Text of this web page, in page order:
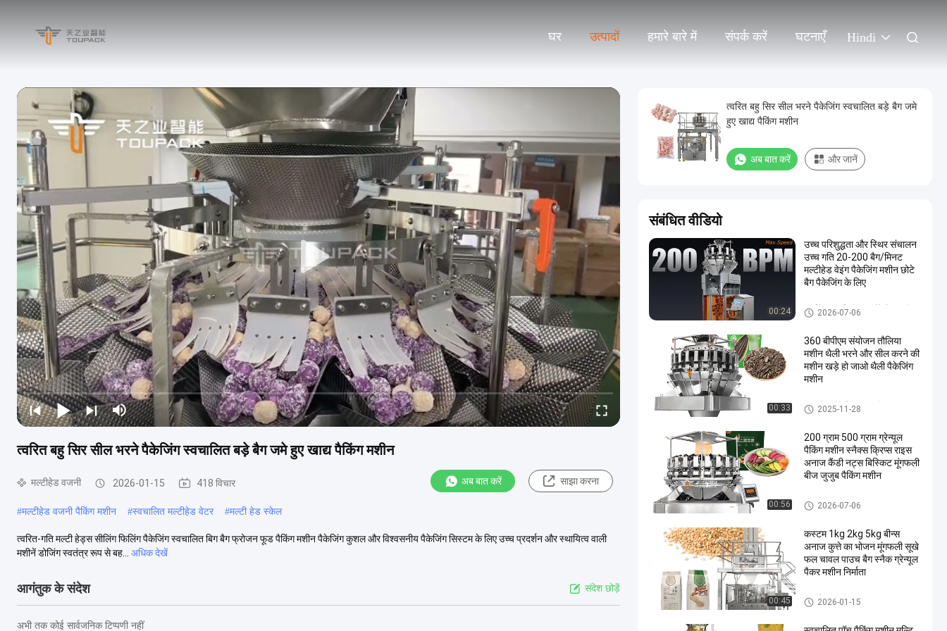
घर उत्पादों हमारे बारे में संपर्क करें घटनाएँ Hindi
त्वरित बहु सिर सील भरने पैकेजिंग स्वचालित बड़े बैग जमे हुए खाद्य पैकिंग मशीन
मल्टीहेड वजनी 2026-01-15 418 विचार अब बात करें साझा करना
#मल्टीहेड वजनी पैकिंग मशीन #स्वचालित मल्टीहेड वेटर #मल्टी हेड स्केल
त्वरित-गति मल्टी हेड्स सीलिंग फिलिंग पैकेजिंग स्वचालित बिग बैग फ्रोजन फूड पैकिंग मशीन पैकेजिंग कुशल और विश्वसनीय पैकेजिंग सिस्टम के लिए उच्च प्रदर्शन और स्थायित्व वाली
मशीनें डोजिंग स्वतंत्र रूप से बह...
अधिक देखें
आगंतुक के संदेश संदेश छोड़ें
अभी तक कोई सार्वजनिक टिप्पणी नहीं
त्वरित बहु सिर सील भरने पैकेजिंग स्वचालित बड़े बैग जमे
हुए खाद्य पैकिंग मशीन
अब बात करें और जानें
संबंधित वीडियो
00:24
उच्च परिशुद्धता और स्थिर संचालन
उच्च गति 20-200 बैग/मिनट
मल्टीहेड वेइंग पैकेजिंग मशीन छोटे
बैग पैकेजिंग के लिए
कार्यक्षेत्र फार्म भरें सील पैकेजिंग मशीन
2026-07-06
00:33
360 बीपीएम संयोजन तौलिया
मशीन थैली भरने और सील करने की
मशीन खड़े हो जाओ थैली पैकेजिंग
मशीन
स्वचालित पैकेजिंग प्रणाली
2025-11-28
00:56
200 ग्राम 500 ग्राम ग्रेन्यूल
पैकिंग मशीन स्नैक्स क्रिप्स राइस
अनाज कैंडी नट्स बिस्किट मूंगफली
बीज जुजुब पैकिंग मशीन
मल्टीहेड वजनी
2026-07-06
00:45
कस्टम 1kg 2kg 5kg बीन्स
अनाज कुत्ते का भोजन मूंगफली सूखे
फल चावल पाउच बैग स्नैक ग्रेन्यूल
पैकर मशीन निर्माता
मल्टीहेड वजनी
2026-01-15